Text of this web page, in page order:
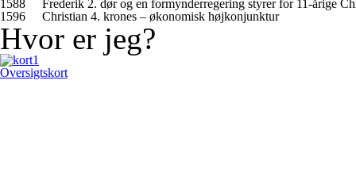
1588
Frederik 2. dør og en formynderregering styrer for 11-årige
1596
Christian 4. krones – økonomisk højkonjunktur
Hvor er jeg?
Oversigtskort